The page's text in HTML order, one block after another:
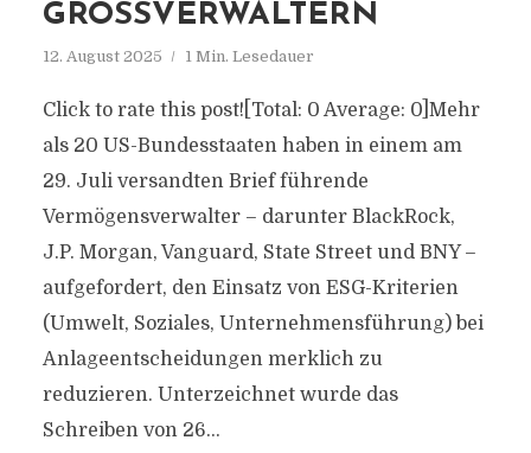
GROSSVERWALTERN
12. August 2025 1 Min. Lesedauer
Click to rate this post![Total: 0 Average: 0]Mehr
als 20 US-Bundesstaaten haben in einem am
29. Juli versandten Brief führende
Vermögensverwalter – darunter BlackRock,
J.P. Morgan, Vanguard, State Street und BNY –
aufgefordert, den Einsatz von ESG-Kriterien
(Umwelt, Soziales, Unternehmensführung) bei
Anlageentscheidungen merklich zu
reduzieren. Unterzeichnet wurde das
Schreiben von 26...